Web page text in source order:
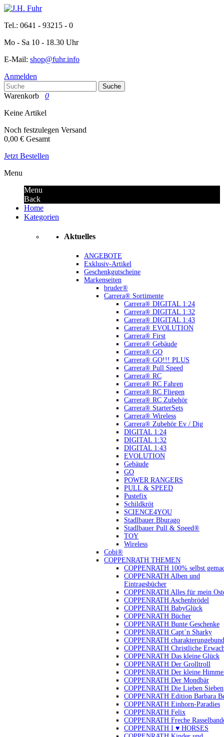
Tel.: 0641 - 93215 - 0
Mo - Sa 10 - 18.30 Uhr
E-Mail: shop@fuhr.info
Anmelden
Suche
Warenkorb
0
Keine Artikel
Noch festzulegen Versand
0,00 € Gesamt
Jetzt Bestellen
Menu
Menu
Back
Home
Kategorien
Aktuelles
ANGEBOTE
Exklusiv-Artikel
Geschenkgutscheine
Markenseiten
bruder®
Carrera® Sortimente
Carrera® DIGITAL 1:24
Carrera® DIGITAL 1:32
Carrera® DIGITAL 1:43
Carrera® EVOLUTION
Carrera® First
Carrera® Gebäude
Carrera® GO
Carrera® GO!!! PLUS
Carrera® Pull Speed
Carrera® RC
Carrera® RC Fahren
Carrera® RC Fliegen
Carrera® RC Zubehör
Carrera® StarterSets
Carrera® Wireless
Carrera® Zubehör Ev / Dig
DIGITAL 1:24
DIGITAL 1:32
DIGITAL 1:43
EVOLUTION
Gebäude
GO
POWER RANGERS
PULL & SPEED
Pustefix
Schildkröt
SCIENCE4YOU
Stadlbauer Bburago
Stadlbauer Pull & Speed®
TOY
Wireless
Cobi®
COPPENRATH THEMEN
COPPENRATH 100% selbst
COPPENRATH Alben und
Eintragsbücher
COPPENRATH Alles für mein
COPPENRATH Aschenbrödel
COPPENRATH BabyGlück
COPPENRATH Bücher
COPPENRATH Bunte Geschenke
COPPENRATH Capt´n Sharky
COPPENRATH
COPPENRATH Christliche
COPPENRATH Das kleine Glück
COPPENRATH Der Grolltroll
COPPENRATH Der kleine
COPPENRATH Der Mondbär
COPPENRATH Die Lieben Sieben
COPPENRATH Edition Barbara
COPPENRATH Einhorn-Paradies
COPPENRATH Felix
COPPENRATH Freche
COPPENRATH I ♥ HORSES